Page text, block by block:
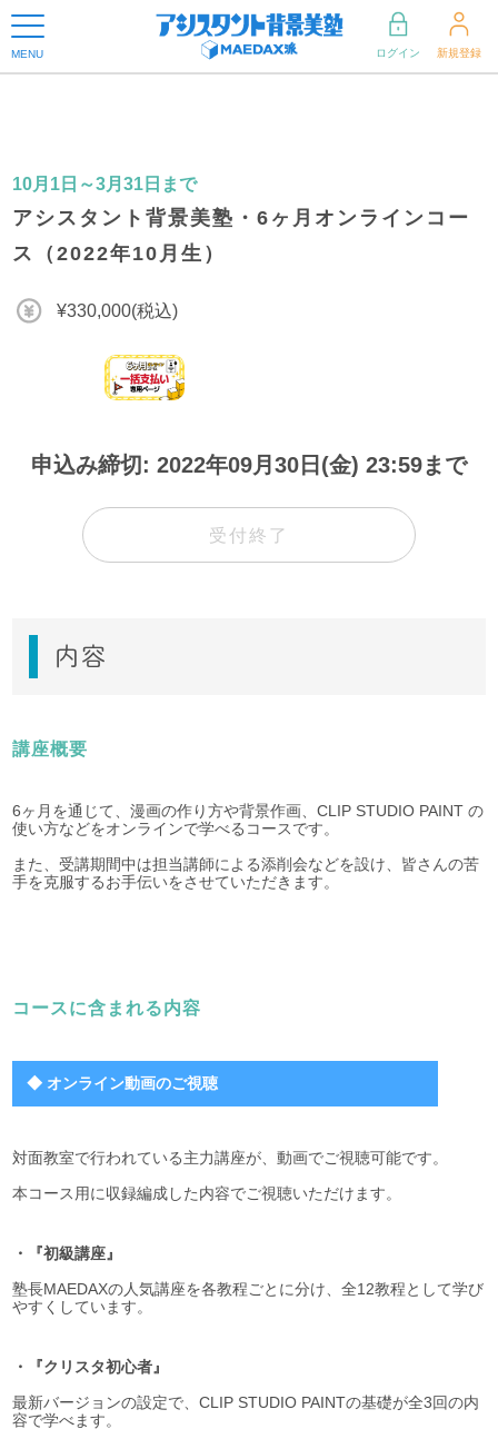
MENU ログイン 新規登録
10月1日～3月31日まで
アシスタント背景美塾・6ヶ月オンラインコー
ス（2022年10月生）
¥330,000(税込)
申込み締切: 2022年09月30日(金) 23:59まで
受付終了
内容
講座概要
6ヶ月を通じて、漫画の作り方や背景作画、CLIP STUDIO PAINT の
使い方などをオンラインで学べるコースです。
また、受講期間中は担当講師による添削会などを設け、皆さんの苦
手を克服するお手伝いをさせていただきます。
コースに含まれる内容
◆ オンライン動画のご視聴
対面教室で行われている主力講座が、動画でご視聴可能です。
本コース用に収録編成した内容でご視聴いただけます。
・『初級講座』
塾長MAEDAXの人気講座を各教程ごとに分け、全12教程として学び
やすくしています。
・『クリスタ初心者』
最新バージョンの設定で、CLIP STUDIO PAINTの基礎が全3回の内
容で学べます。